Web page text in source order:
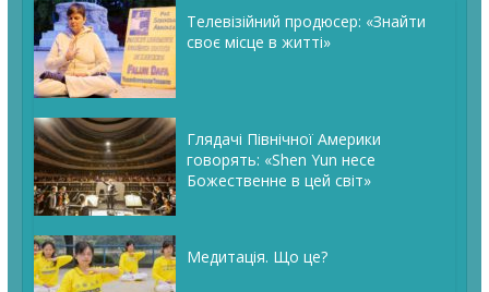
Телевізійний продюсер: «Знайти
своє місце в житті»
Глядачі Північної Америки
говорять: «Shen Yun несе
Божественне в цей світ»
Медитація. Що це?